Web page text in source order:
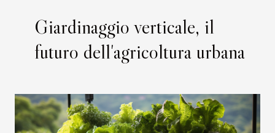
Giardinaggio verticale, il
futuro dell'agricoltura urbana